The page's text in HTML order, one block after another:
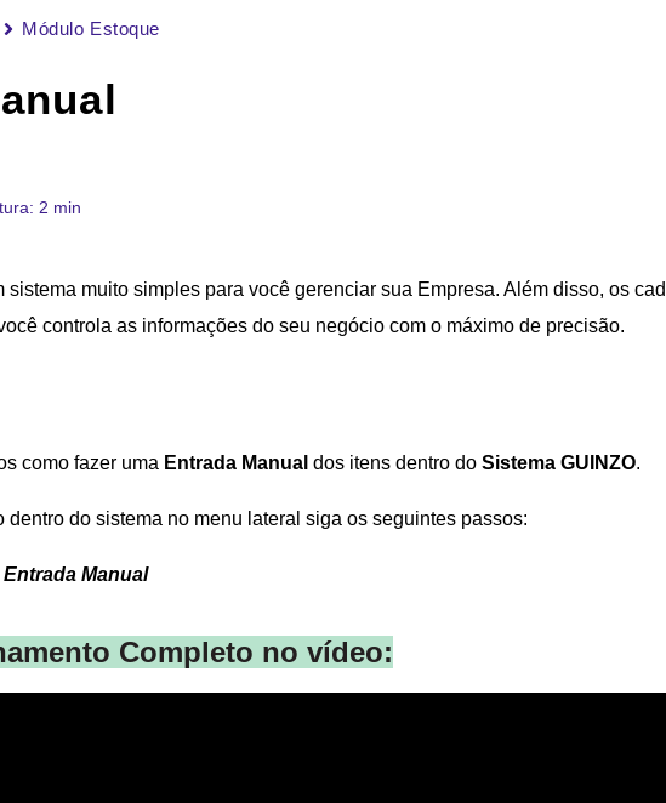
Módulo Estoque
2 min
sistema muito simples para você gerenciar sua Empresa. Além disso, os
controla as informações do seu negócio com o máximo de precisão.
como fazer uma Entrada Manual dos itens dentro do Sistema GUINZO.
dentro do sistema no menu lateral siga os seguintes passos:
Manual
Completo no vídeo: